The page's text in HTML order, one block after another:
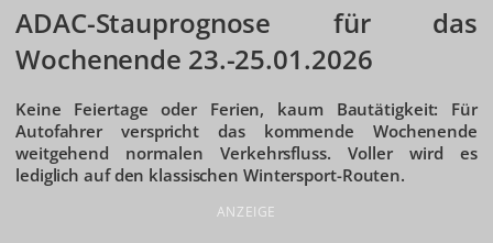
ADAC-Stauprognose für das
Wochenende 23.-25.01.2026
Keine Feiertage oder Ferien, kaum Bautätigkeit: Für
Autofahrer verspricht das kommende Wochenende
weitgehend normalen Verkehrsfluss. Voller wird es
lediglich auf den klassischen Wintersport-Routen.
ANZEIGE